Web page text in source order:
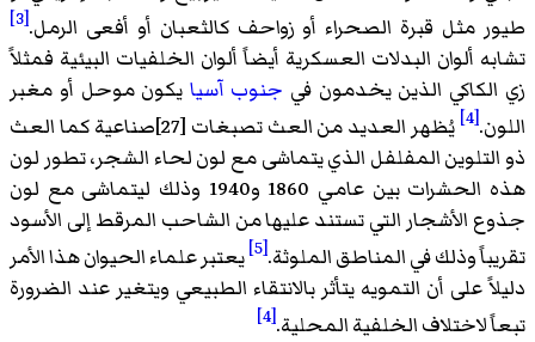
طيور مثل قبرة الصحراء أو زواحف كالثعبان أو أفعى الرمل.[3]
تشابه ألوان البدلات العسكرية أيضاً ألوان الخلفيات البيئية فمثلاً
زي الكاكي الذين يخدمون في جنوب آسيايكون موحل أو مغبر
اللون.[4]
يُظهر العديد من العث تصبغات [27]صناعية كما العث
ذو التلوين المفلفل الذي يتماشى مع لون لحاء الشجر، تطور لون
هذه الحشرات بين عامي 1860 و1940 وذلك ليتماشى مع لون
جذوع الأشجار التي تستند عليها من الشاحب المرقط إلى الأسود
تقريباً وذلك في المناطق الملوثة.[5]
يعتبر علماء الحيوان هذا الأمر
دليلاً على أن التمويه يتأثر بالانتقاء الطبيعي ويتغير عند الضرورة
تبعاً لاختلاف الخلفية المحلية.[4]